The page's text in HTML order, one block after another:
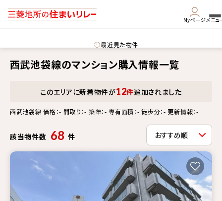
Myページメニュ
最近見た物件
西武池袋線のマンション購入情報一覧
このエリアに新着物件が12件追加されました
西武池袋線 価格：- 間取り：- 築年：- 専有面積：- 徒歩分：- 更新情報：-
該当物件数 68 件